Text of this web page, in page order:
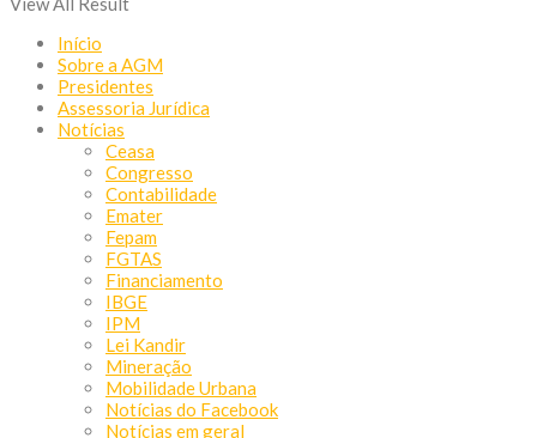
Início
Sobre a AGM
Presidentes
Assessoria Jurídica
Notícias
Ceasa
Congresso
Contabilidade
Emater
Fepam
FGTAS
Financiamento
IBGE
IPM
Lei Kandir
Mineração
Mobilidade Urbana
Notícias do Facebook
Notícias em geral